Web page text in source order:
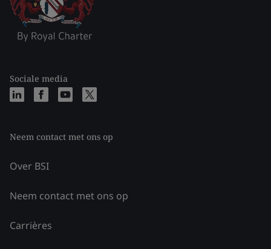
Sociale media
Neem contact met ons op
Over BSI
Neem contact met ons op
Carrières